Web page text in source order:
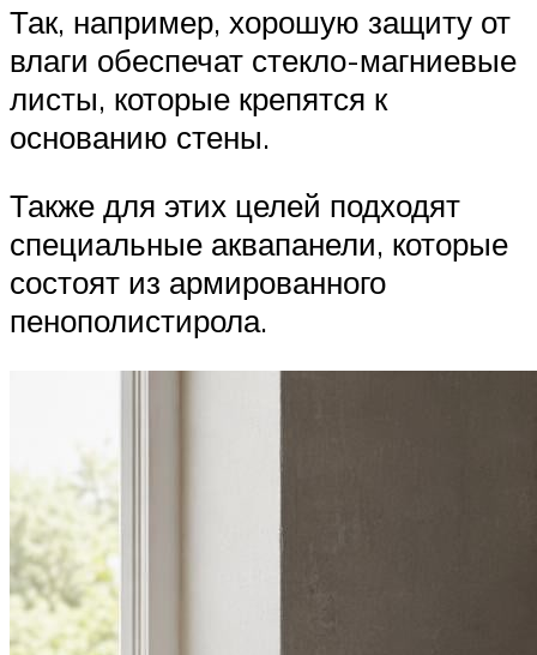
Так, например, хорошую защиту от
влаги обеспечат стекло-магниевые
листы, которые крепятся к
основанию стены.
Также для этих целей подходят
специальные аквапанели, которые
состоят из армированного
пенополистирола.